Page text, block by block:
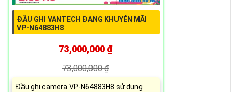
ĐẦU GHI VANTECH ĐANG KHUYẾN MÃI
VP-N64883H8
73,000,000 ₫
73,000,000 ₫
Đầu ghi camera VP-N64883H8 sử dụng